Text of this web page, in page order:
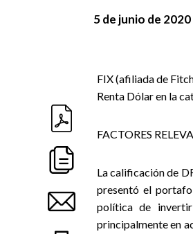
5 de junio de 2020
FIX (afiliada de
Renta Dólar en la
FACTORES
La calificación de
presentó el
política de
principalmente en